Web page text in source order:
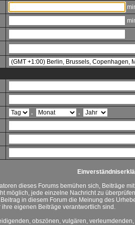
. .
dieses Forums bemühen sich, Beiträge
möglich, jede einzelne Nachricht zu
in diesem Forum die Meinung des
eigenen Beiträge verantwortlich sind.
obszönen, vulgären,